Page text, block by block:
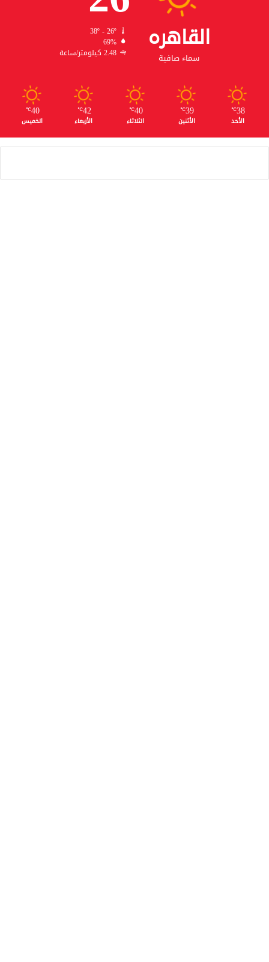
القاهره
سماء صافية
38º - 26º
69%
2.48 كيلومتر/ساعة
38
℃
الأحد
39
℃
الأثنين
40
℃
الثلاثاء
42
℃
الأربعاء
40
℃
الخميس